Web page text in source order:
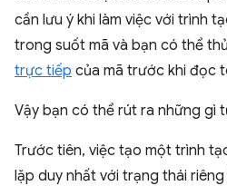
cần lưu ý khi làm việc với trình
trong suốt mã và bạn có thể
trực tiếp của mã trước khi đọc
Vậy bạn có thể rút ra những gì
Trước tiên, việc tạo một trình
lặp duy nhất với trạng thái